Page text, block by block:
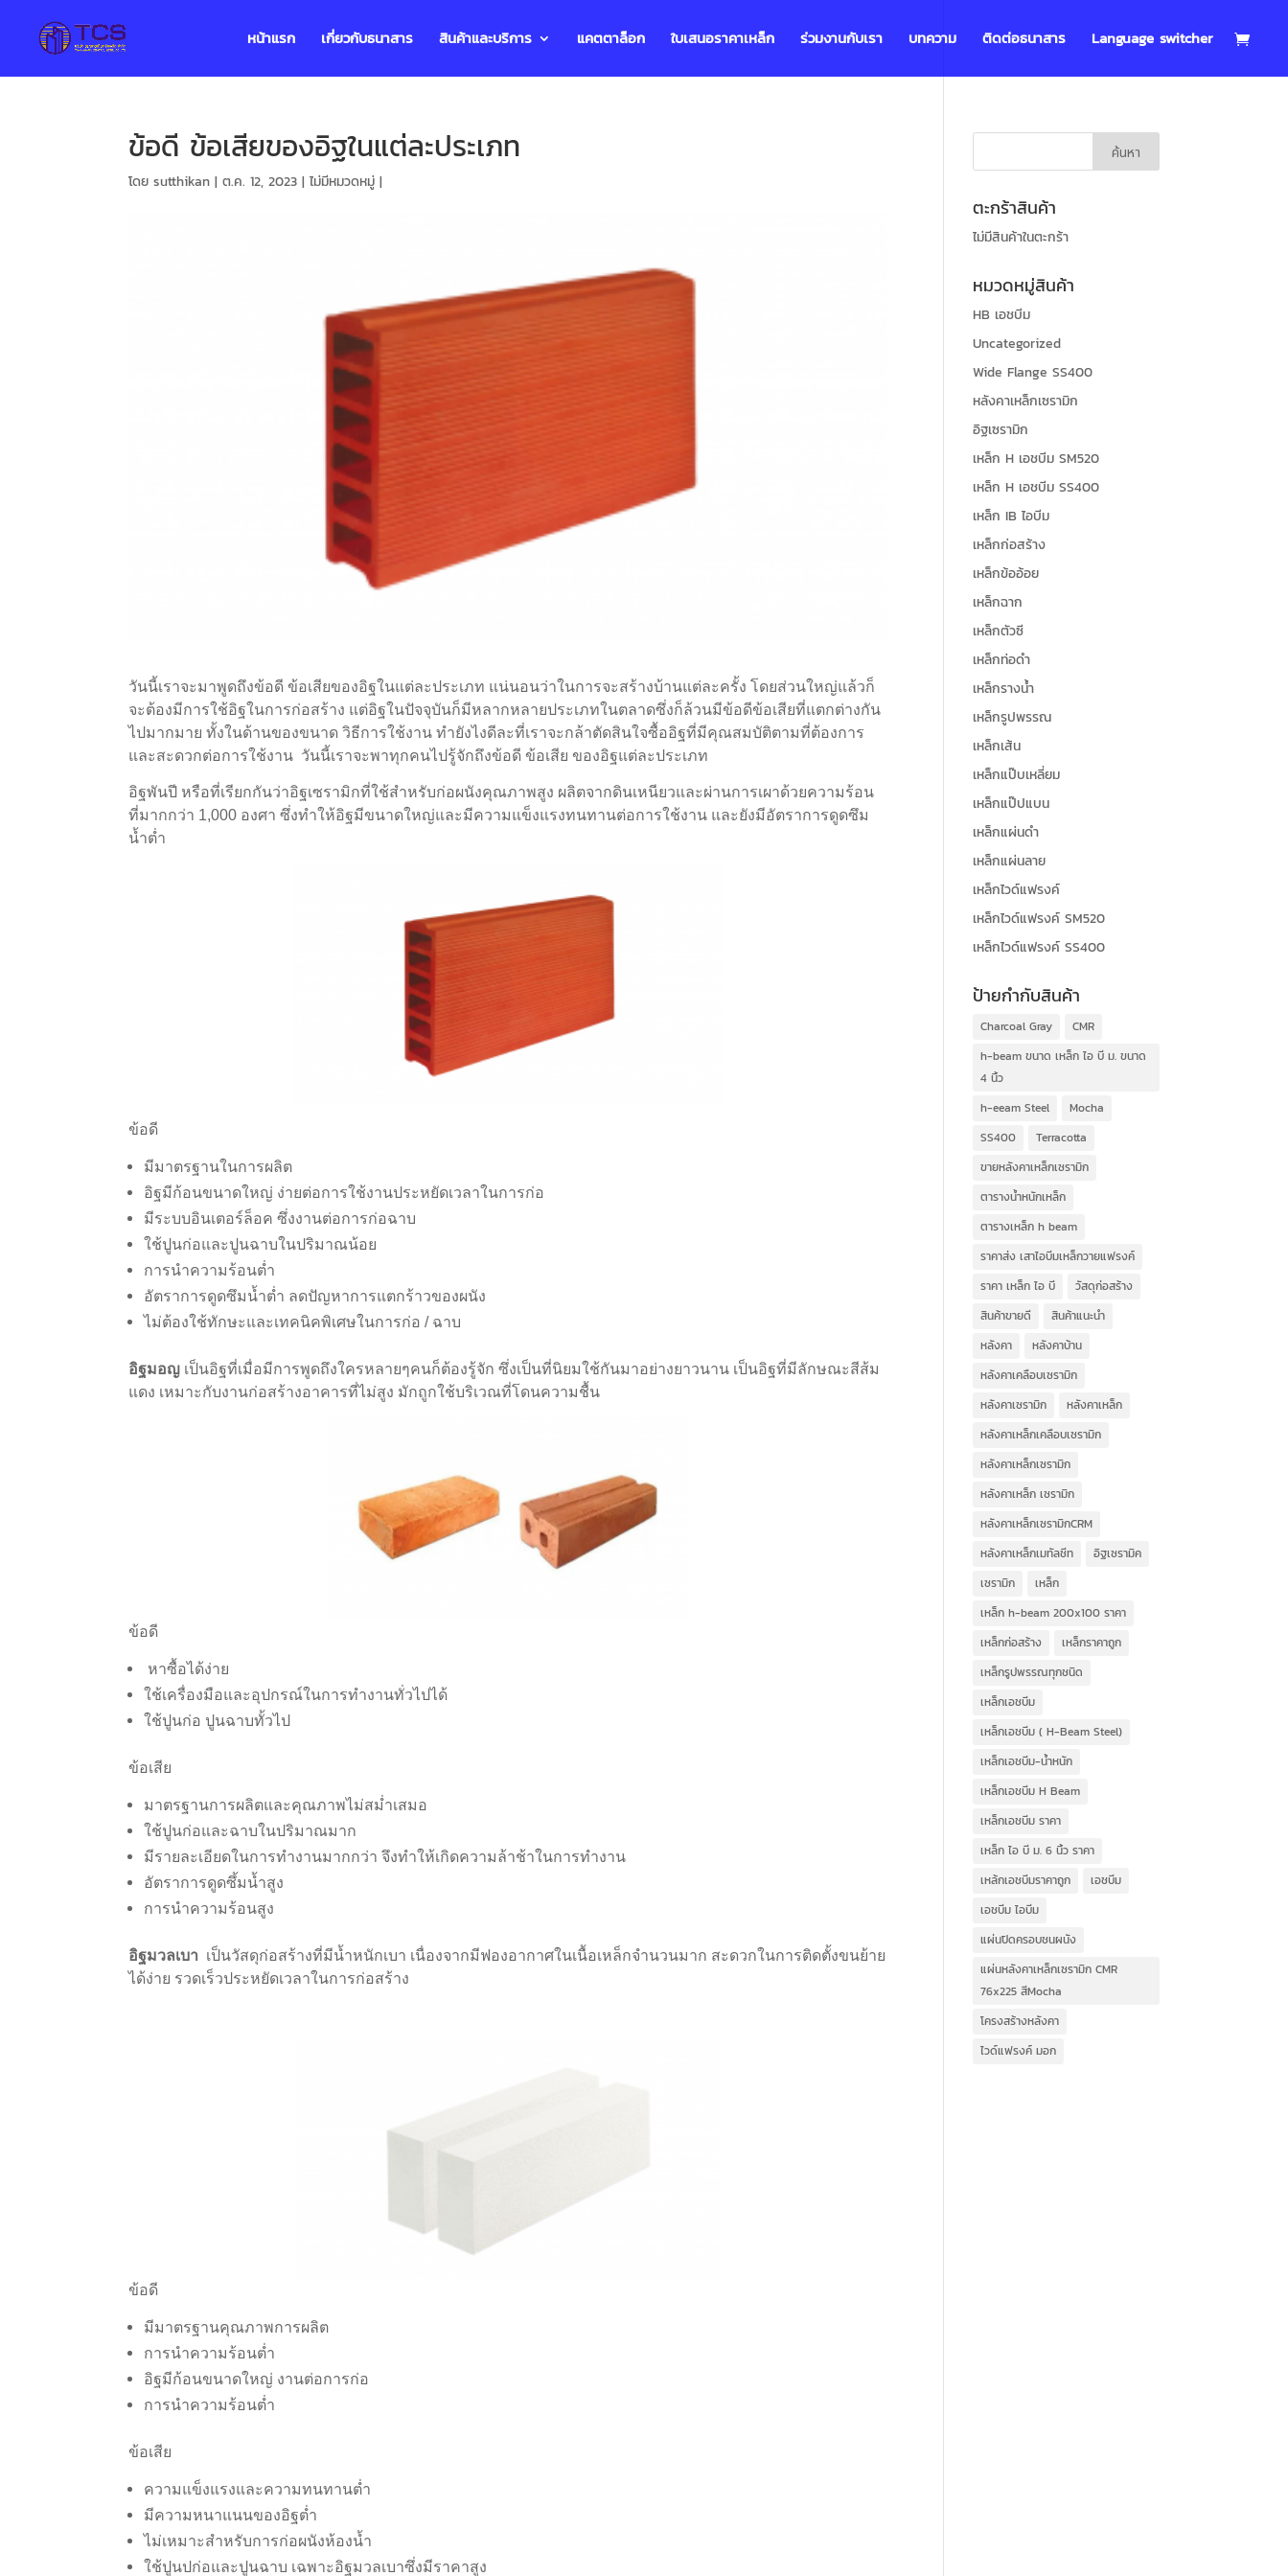
หน้าแรก เกี่ยวกับธนาสาร สินค้าและบริการ แคตตาล็อก ใบเสนอราคาเหล็ก ร่วมงานกับเรา บทความ ติดต่อธนาสาร Language switcher
ข้อดี ข้อเสียของอิฐในแต่ละประเภท
โดยsutthikan |ต.ค. 12, 2023 |ไม่มีหมวดหมู่ |
วันนี้เราจะมาพูดถึงข้อดี ข้อเสียของอิฐในแต่ละประเภท แน่นอนว่าในการจะสร้างบ้านแต่ละครั้ง โดยส่วนใหญ่แล้วก็
จะต้องมีการใช้อิฐในการก่อสร้าง แต่อิฐในปัจจุบันก็มีหลากหลายประเภทในตลาดซึ่งก็ล้วนมีข้อดีข้อเสียที่แตกต่างกัน
ไปมากมาย ทั้งในด้านของขนาด วิธีการใช้งาน ทำยังไงดีละที่เราจะกล้าตัดสินใจซื้ออิฐที่มีคุณสมบัติตามที่ต้องการ
และสะดวกต่อการใช้งาน วันนี้เราจะพาทุกคนไปรู้จักถึงข้อดี ข้อเสีย ของอิฐแต่ละประเภท
อิฐพันปี หรือที่เรียกกันว่าอิฐเซรามิกที่ใช้สำหรับก่อผนังคุณภาพสูง ผลิตจากดินเหนียวและผ่านการเผาด้วยความร้อน
ที่มากกว่า 1,000 องศา ซึ่งทำให้อิฐมีขนาดใหญ่และมีความแข็งแรงทนทานต่อการใช้งาน และยังมีอัตราการดูดซึม
น้ำต่ำ
ข้อดี
มีมาตรฐานในการผลิต
อิฐมีก้อนขนาดใหญ่ ง่ายต่อการใช้งานประหยัดเวลาในการก่อ
มีระบบอินเตอร์ล็อค ซึ่งงานต่อการก่อฉาบ
ใช้ปูนก่อและปูนฉาบในปริมาณน้อย
การนำความร้อนต่ำ
อัตราการดูดซึมน้ำต่ำ ลดปัญหาการแตกร้าวของผนัง
ไม่ต้องใช้ทักษะและเทคนิคพิเศษในการก่อ / ฉาบ
อิฐมอญ เป็นอิฐที่เมื่อมีการพูดถึงใครหลายๆคนก็ต้องรู้จัก ซึ่งเป็นที่นิยมใช้กันมาอย่างยาวนาน เป็นอิฐที่มีลักษณะสีส้ม
แดง เหมาะกับงานก่อสร้างอาคารที่ไม่สูง มักถูกใช้บริเวณที่โดนความชื้น
ข้อดี
หาซื้อได้ง่าย
ใช้เครื่องมือและอุปกรณ์ในการทำงานทั่วไปได้
ใช้ปูนก่อ ปูนฉาบทั้วไป
ข้อเสีย
มาตรฐานการผลิตและคุณภาพไม่สม่ำเสมอ
ใช้ปูนก่อและฉาบในปริมาณมาก
มีรายละเอียดในการทำงานมากกว่า จึงทำให้เกิดความล้าช้าในการทำงาน
อัตราการดูดซึ้มน้ำสูง
การนำความร้อนสูง
อิฐมวลเบา เป็นวัสดุก่อสร้างที่มีน้ำหนักเบา เนื่องจากมีฟองอากาศในเนื้อเหล็กจำนวนมาก สะดวกในการติดตั้งขนย้าย
ได้ง่าย รวดเร็วประหยัดเวลาในการก่อสร้าง
ข้อดี
มีมาตรฐานคุณภาพการผลิต
การนำความร้อนต่ำ
อิฐมีก้อนขนาดใหญ่ งานต่อการก่อ
การนำความร้อนต่ำ
ข้อเสีย
ความแข็งแรงและความทนทานต่ำ
มีความหนาแนนของอิฐต่ำ
ไม่เหมาะสำหรับการก่อผนังห้องน้ำ
ใช้ปูนปก่อและปูนฉาบ เฉพาะอิฐมวลเบาซึ่งมีราคาสูง
ตะกร้าสินค้า
ไม่มีสินค้าในตะกร้า
หมวดหมู่สินค้า
HB เอชบีม
Uncategorized
Wide Flange SS400
หลังคาเหล็กเซรามิก
อิฐเซรามิก
เหล็ก H เอชบีม SM520
เหล็ก H เอชบีม SS400
เหล็ก IB ไอบีม
เหล็กก่อสร้าง
เหล็กข้ออ้อย
เหล็กฉาก
เหล็กตัวซี
เหล็กท่อดำ
เหล็กรางน้ำ
เหล็กรูปพรรณ
เหล็กเส้น
เหล็กแป๊บเหลี่ยม
เหล็กแป๊ปแบน
เหล็กแผ่นดำ
เหล็กแผ่นลาย
เหล็กไวด์แฟรงค์
เหล็กไวด์แฟรงค์ SM520
เหล็กไวด์แฟรงค์ SS400
ป้ายกำกับสินค้า
Charcoal Gray
CMR
h-beam ขนาด เหล็ก ไอ บี ม. ขนาด
4 นิ้ว
h-eeam Steel
Mocha
SS400
Terracotta
ขายหลังคาเหล็กเซรามิก
ตารางน้ำหนักเหล็ก
ตารางเหล็ก h beam
ราคาส่ง เสาไอบีมเหล็กวายแฟรงค์
ราคา เหล็ก ไอ บี
วัสดุก่อสร้าง
สินค้าขายดี
สินค้าแนะนำ
หลังคา
หลังคาบ้าน
หลังคาเคลือบเซรามิก
หลังคาเซรามิก
หลังคาเหล็ก
หลังคาเหล็กเคลือบเซรามิก
หลังคาเหล็กเซรามิก
หลังคาเหล็ก เซรามิก
หลังคาเหล็กเซรามิกCRM
หลังคาเหล็กเมทัลชีท
อิฐเซรามิค
เซรามิก
เหล็ก
เหล็ก h-beam 200x100 ราคา
เหล็กก่อสร้าง
เหล็กราคาถูก
เหล็กรูปพรรณทุกชนิด
เหล็กเอชบีม
เหล็กเอชบีม ( H-Beam Steel)
เหล็กเอชบีม-น้ำหนัก
เหล็กเอชบีม H Beam
เหล็กเอชบีม ราคา
เหล็ก ไอ บี ม. 6 นิ้ว ราคา
เหล้กเอชบีมราคาถูก
เอชบีม
เอชบีม ไอบีม
แผ่นปิดครอบชนผนัง
แผ่นหลังคาเหล็กเซรามิก CMR
76x225 สีMocha
โครงสร้างหลังคา
ไวด์แฟรงค์ มอก